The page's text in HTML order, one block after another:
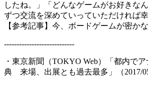
したね。」「どんなゲームがお好きな
ずつ交流を深めていっていただければ幸
【参考記事】今、ボードゲームが密か
----------------------------
・東京新聞（TOKYO Web）「都内で
典 来場、出展とも過去最多」（2017/